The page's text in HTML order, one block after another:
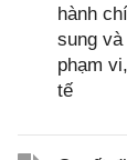
hành
sung
phạm
tế